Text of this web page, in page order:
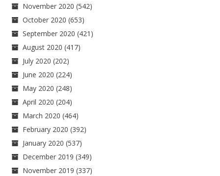
November 2020 (542)
October 2020 (653)
September 2020 (421)
August 2020 (417)
July 2020 (202)
June 2020 (224)
May 2020 (248)
April 2020 (204)
March 2020 (464)
February 2020 (392)
January 2020 (537)
December 2019 (349)
November 2019 (337)